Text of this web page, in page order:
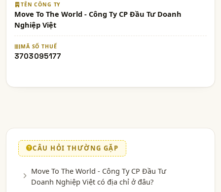
TÊN CÔNG TY
Move To The World - Công Ty CP Đầu Tư Doanh
Nghiệp Việt
MÃ SỐ THUẾ
3703095177
CÂU HỎI THƯỜNG GẶP
Move To The World - Công Ty CP Đầu Tư
Doanh Nghiệp Việt có địa chỉ ở đâu?